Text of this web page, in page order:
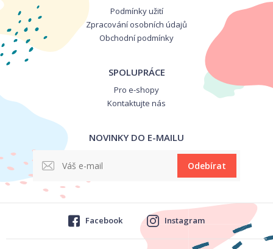
Podmínky užití
Zpracování osobních údajů
Obchodní podmínky
SPOLUPRÁCE
Pro e-shopy
Kontaktujte nás
NOVINKY DO E-MAILU
Odebírat
Facebook Instagram